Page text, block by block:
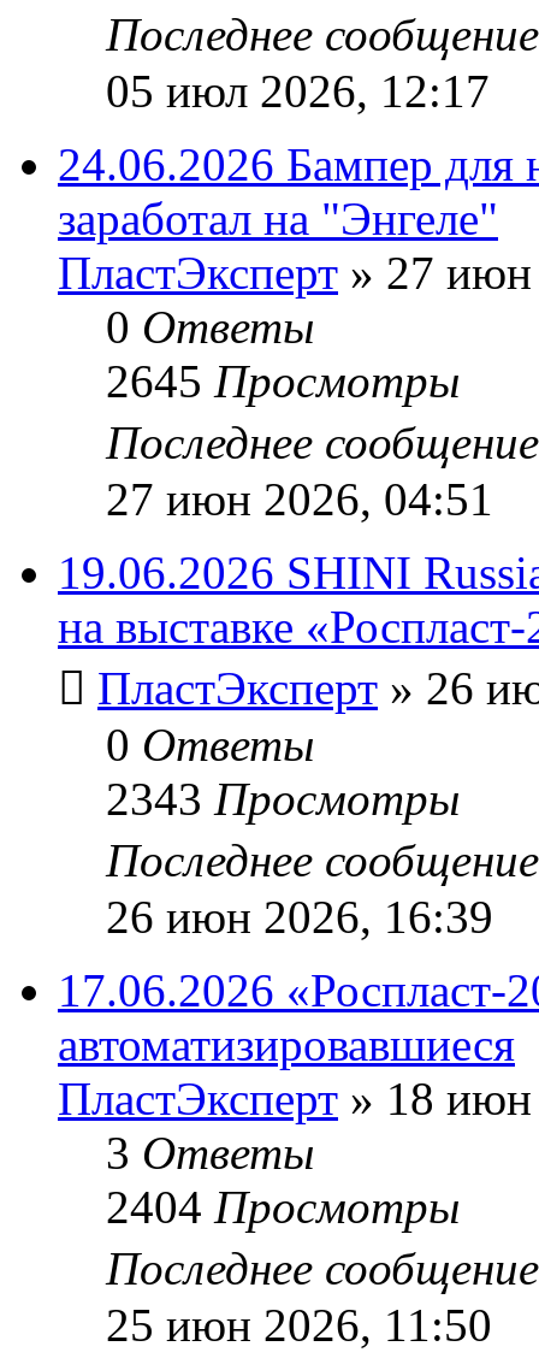
Последнее
05 июл 2026, 12:17
24.06.2026 Бампер для
заработал на "Энгеле"
ПластЭксперт » 27 июн
0 Ответы
2645 Просмотры
Последнее
27 июн 2026, 04:51
19.06.2026 SHINI
на выставке
ПластЭксперт » 26
0 Ответы
2343 Просмотры
Последнее
26 июн 2026, 16:39
17.06.2026 «Роспласт-
автоматизировавшиеся
ПластЭксперт » 18 июн
3 Ответы
2404 Просмотры
Последнее
25 июн 2026, 11:50